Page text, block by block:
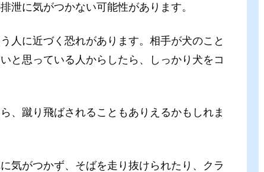
泄に気がつかない可能性があります。
人に近づく恐れがあります。相手が犬のこと
と思っている人からしたら、しっかり犬をコ
、蹴り飛ばされることもありえるかもしれま
気がつかず、そばを走り抜けられたり、クラ